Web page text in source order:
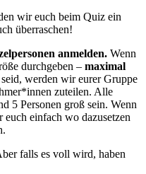
wir euch beim Quiz ein
überraschen!
anmelden. Wenn
durchgeben – maximal
werden wir eurer Gruppe
zuteilen. Alle
5 Personen groß sein. Wenn
einfach wo dazusetzen
falls es voll wird, haben